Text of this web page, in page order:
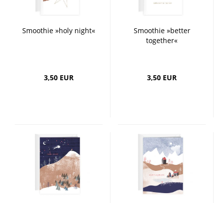
Smoothie »holy night«
3,50 EUR
Smoothie »better
together«
3,50 EUR